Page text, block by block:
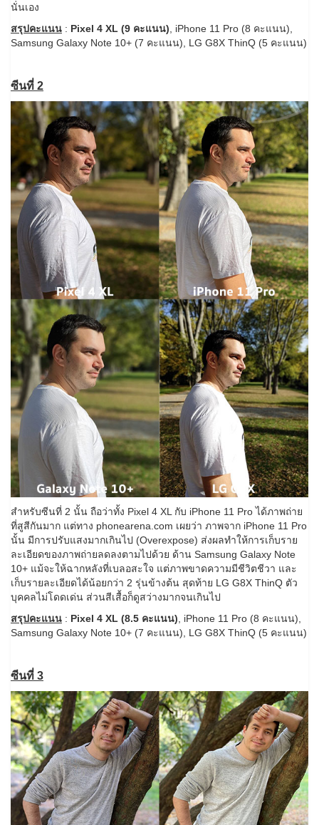
นั่นเอง
สรุปคะแนน : Pixel 4 XL (9 คะแนน) , iPhone 11 Pro (8 คะแนน),
Samsung Galaxy Note 10+ (7 คะแนน), LG G8X ThinQ (5 คะแนน)
ซีนที่ 2
สำหรับซีนที่ 2 นั้น ถือว่าทั้ง Pixel 4 XL กับ iPhone 11 Pro ได้ภาพถ่าย
ที่สูสีกันมาก แต่ทาง phonearena.com เผยว่า ภาพจาก iPhone 11 Pro
นั้น มีการปรับแสงมากเกินไป (Overexpose) ส่งผลทำให้การเก็บราย
ละเอียดของภาพถ่ายลดลงตามไปด้วย ด้าน Samsung Galaxy Note
10+ แม้จะให้ฉากหลังที่เบลอสะใจ แต่ภาพขาดความมีชีวิตชีวา และ
เก็บรายละเอียดได้น้อยกว่า 2 รุ่นข้างต้น สุดท้าย LG G8X ThinQ ตัว
บุคคลไม่โดดเด่น ส่วนสีเสื้อก็ดูสว่างมากจนเกินไป
สรุปคะแนน : Pixel 4 XL (8.5 คะแนน), iPhone 11 Pro (8 คะแนน),
Samsung Galaxy Note 10+ (7 คะแนน), LG G8X ThinQ (5 คะแนน)
ซีนที่ 3